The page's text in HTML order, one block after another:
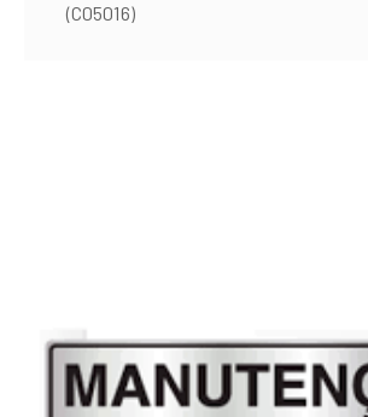
(C05016)